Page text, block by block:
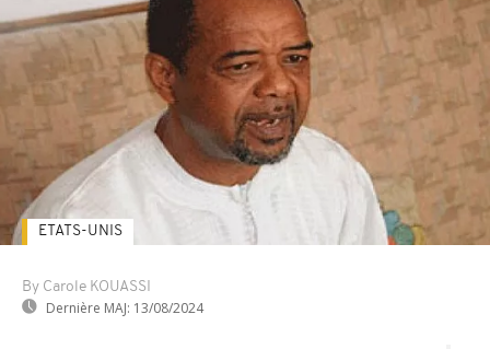
By Carole KOUASSI
Dernière MAJ: 13/08/2024
ETATS-UNIS